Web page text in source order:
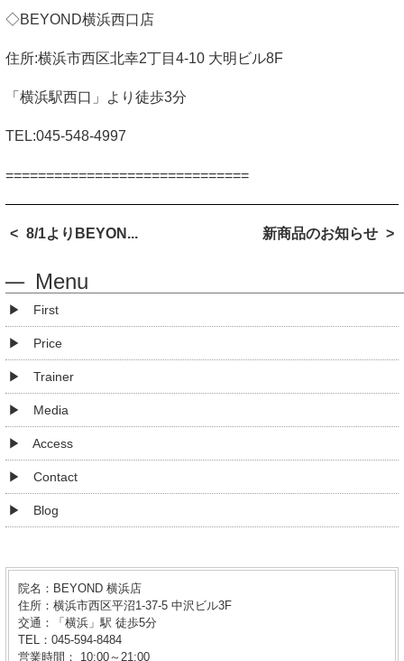
院名：BEYOND 横浜店
住所：横浜市西区平沼1-37-5 中沢ビル3F
交通：「横浜」駅 徒歩5分
TEL：045-594-8484
営業時間： 10:00～21:00
◇BEYOND横浜西口店
住所:横浜市西区北幸2丁目 4-10 大明ビル8F
「横浜駅西口」より徒歩3分
TEL:045-548-4997
==============================
8/1よりBEYON... 新商品のお知らせ
Menu
First
Price
Trainer
Media
Access
Contact
Blog